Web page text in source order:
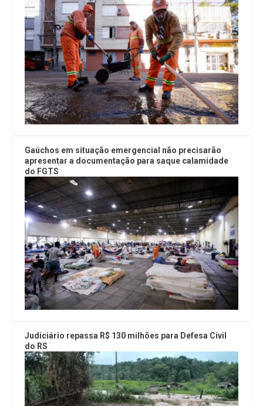
Gaúchos em situação emergencial não precisarão
apresentar a documentação para saque calamidade
do FGTS
Judiciário repassa R$ 130 milhões para Defesa Civil
do RS